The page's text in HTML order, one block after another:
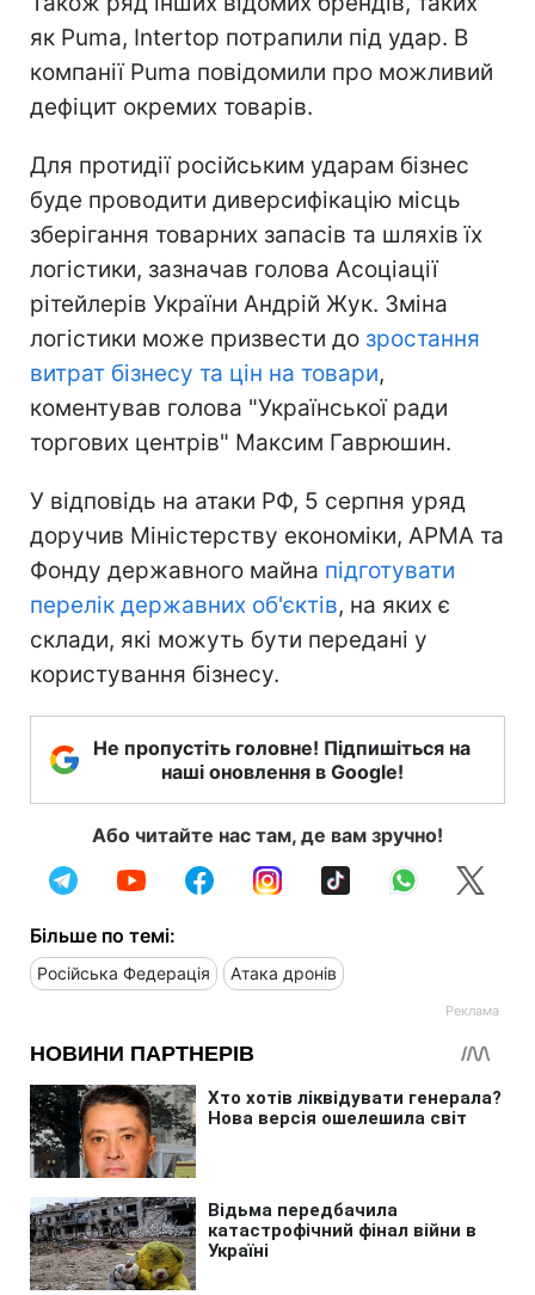
як Puma, Intertop потрапили під удар. В
компанії Puma повідомили про можливий
дефіцит окремих товарів.
Для протидії російським ударам бізнес
буде проводити диверсифікацію місць
зберігання товарних запасів та шляхів їх
логістики, зазначав голова Асоціації
рітейлерів України Андрій Жук. Зміна
логістики може призвести до зростання
витрат бізнесу та цін на товари,
коментував голова "Української ради
торгових центрів" Максим Гаврюшин.
У відповідь на атаки РФ, 5 серпня уряд
доручив Міністерству економіки, АРМА та
Фонду державного майна підготувати
перелік державних об'єктів, на яких є
склади, які можуть бути передані у
користування бізнесу.
Не пропустіть головне! Підпишіться на
наші оновлення в Google!
Або читайте нас там, де вам зручно!
Більше по темі:
Російська Федерація Атака дронів